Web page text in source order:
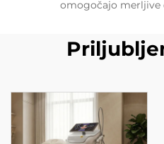
omogočajo merljive